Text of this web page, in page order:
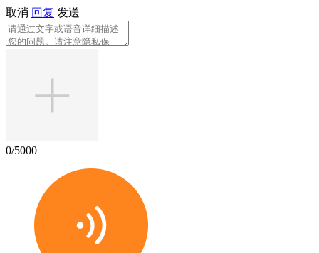
取消 回复 发送
0/5000